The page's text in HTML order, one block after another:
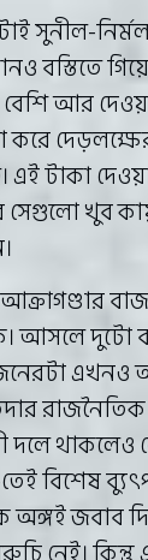
সুনীল-
আর
টাকা
খুব
আসলে দুটো বড়
এখনও
দলে
বিশেষ
জবাব